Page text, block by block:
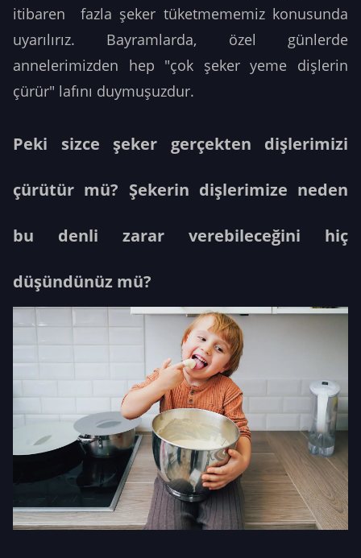
itibaren fazla şeker tüketmememiz konusunda
uyarılırız. Bayramlarda, özel günlerde
annelerimizden hep "çok şeker yeme dişlerin
çürür" lafını duymuşuzdur.
Peki sizce şeker gerçekten dişlerimizi
çürütür mü? Şekerin dişlerimize neden
bu denli zarar verebileceğini hiç
düşündünüz mü?